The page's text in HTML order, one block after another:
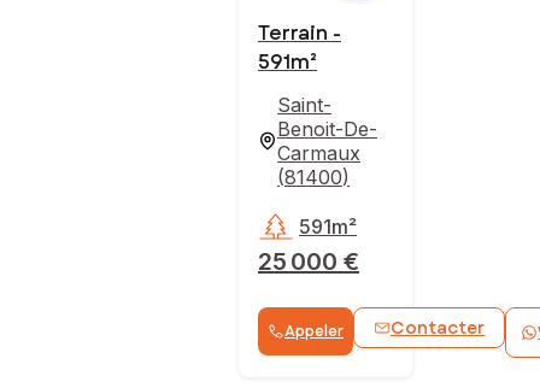
Terrain -
591m²
Saint-
Benoit-De-
Carmaux
(81400)
25 000 €
591m²
Appeler Contacter